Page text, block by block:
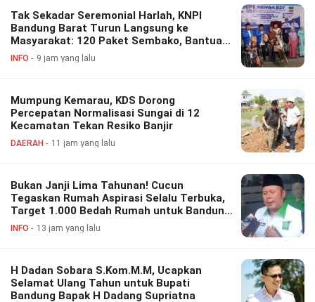
Tak Sekadar Seremonial Harlah, KNPI
Bandung Barat Turun Langsung ke
Masyarakat: 120 Paket Sembako, Bantuan
Disabilitas hingga Layanan Kesehatan
INFO 9 jam yang lalu
Mumpung Kemarau, KDS Dorong
Percepatan Normalisasi Sungai di 12
Kecamatan Tekan Resiko Banjir
DAERAH 11 jam yang lalu
Bukan Janji Lima Tahunan! Cucun
Tegaskan Rumah Aspirasi Selalu Terbuka,
Target 1.000 Bedah Rumah untuk Bandung
Barat
INFO 13 jam yang lalu
H Dadan Sobara S.Kom.M.M, Ucapkan
Selamat Ulang Tahun untuk Bupati
Bandung Bapak H Dadang Supriatna